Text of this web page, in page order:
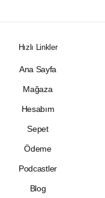
Hızlı Linkler
Ana Sayfa
Mağaza
Hesabım
Sepet
Ödeme
Podcastler
Blog